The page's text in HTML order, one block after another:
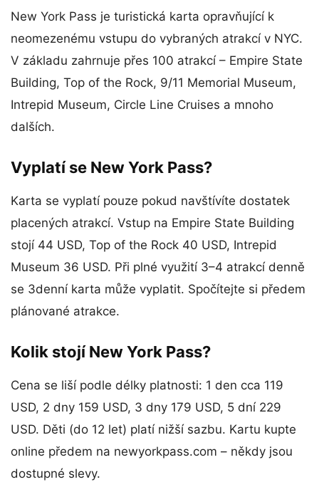
New York Pass je turistická karta opravňující k
neomezenému vstupu do vybraných atrakcí v NYC.
V základu zahrnuje přes 100 atrakcí – Empire State
Building, Top of the Rock, 9/11 Memorial Museum,
Intrepid Museum, Circle Line Cruises a mnoho
dalších.
Vyplatí se New York Pass?
Karta se vyplatí pouze pokud navštívíte dostatek
placených atrakcí. Vstup na Empire State Building
stojí 44 USD, Top of the Rock 40 USD, Intrepid
Museum 36 USD. Při plné využití 3–4 atrakcí denně
se 3denní karta může vyplatit. Spočítejte si předem
plánované atrakce.
Kolik stojí New York Pass?
Cena se liší podle délky platnosti: 1 den cca 119
USD, 2 dny 159 USD, 3 dny 179 USD, 5 dní 229
USD. Děti (do 12 let) platí nižší sazbu. Kartu kupte
online předem na newyorkpass.com – někdy jsou
dostupné slevy.